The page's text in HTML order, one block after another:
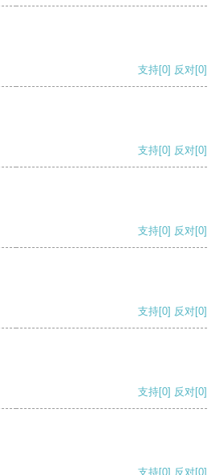
支持[0] 反对[0]
支持[0] 反对[0]
支持[0] 反对[0]
支持[0] 反对[0]
支持[0] 反对[0]
支持[0] 反对[0]